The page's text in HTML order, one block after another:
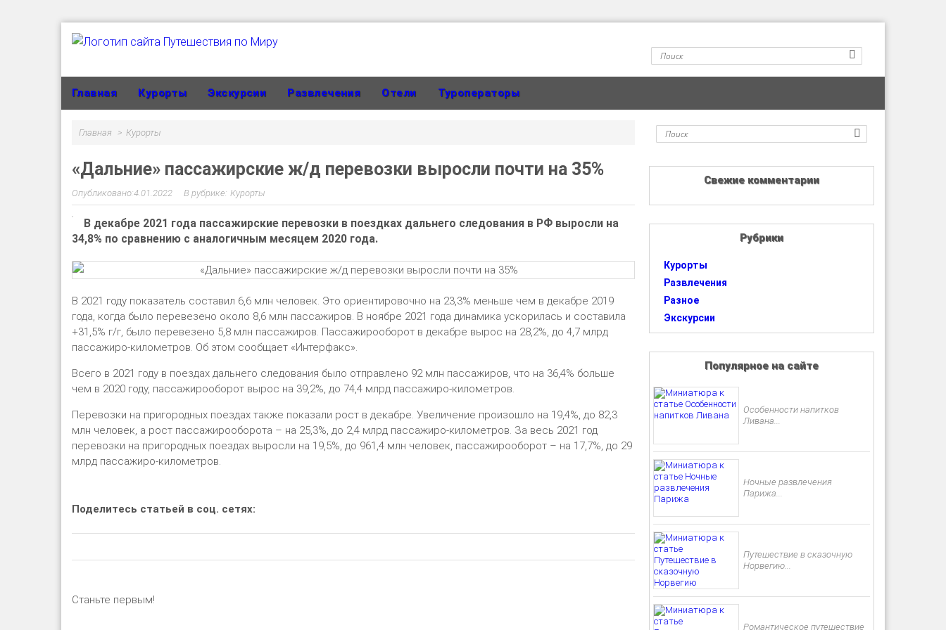
Главная Курорты Экскурсии Развлечения Отели Туроператоры
Главная Курорты
«Дальние» пассажирские ж/д перевозки выросли почти на 35%
4.01.2022 Курорты
В декабре 2021 года пассажирские перевозки в поездках дальнего следования в РФ выросли на
34,8% по сравнению с аналогичным месяцем 2020 года.
В 2021 году показатель составил 6,6 млн человек. Это ориентировочно на 23,3% меньше чем в декабре 2019
года, когда было перевезено около 8,6 млн пассажиров. В ноябре 2021 года динамика ускорилась и составила
+31,5% г/г, было перевезено 5,8 млн пассажиров. Пассажирооборот в декабре вырос на 28,2%, до 4,7 млрд
пассажиро-километров. Об этом сообщает «Интерфакс».
Всего в 2021 году в поездах дальнего следования было отправлено 92 млн пассажиров, что на 36,4% больше
чем в 2020 году, пассажирооборот вырос на 39,2%, до 74,4 млрд пассажиро-километров.
Перевозки на пригородных поездах также показали рост в декабре. Увеличение произошло на 19,4%, до 82,3
млн человек, а рост пассажирооборота – на 25,3%, до 2,4 млрд пассажиро-километров. За весь 2021 год
перевозки на пригородных поездах выросли на 19,5%, до 961,4 млн человек, пассажирооборот – на 17,7%, до 29
млрд пассажиро-километров.
Поделитесь статьей в соц. сетях:
Станьте первым!
Свежие комментарии
Рубрики
Курорты
Развлечения
Разное
Экскурсии
Популярное на сайте
Особенности напитков
Ливана...
Ночные развлечения
Парижа...
Путешествие в сказочную
Норвегию...
Романтическое путешествие